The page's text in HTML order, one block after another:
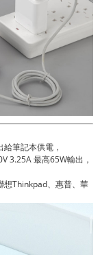
筆記本供電，
3.25A 最高65W輸出，
想Thinkpad、惠普、華